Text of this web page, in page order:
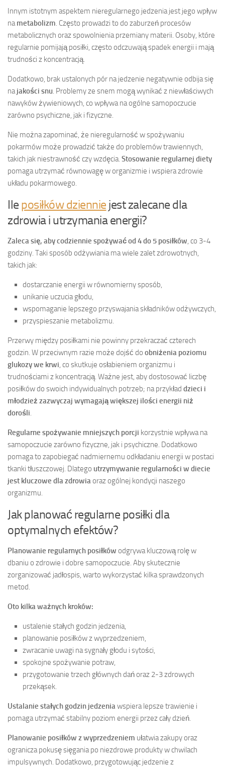
Innym istotnym aspektem nieregularnego jedzenia jest jego wpływ
na metabolizm . Często prowadzi to do zaburzeń procesów
metabolicznych oraz spowolnienia przemiany materii. Osoby, które
regularnie pomijają posiłki, często odczuwają spadek energii i mają
trudności z koncentracją.
Dodatkowo, brak ustalonych pór na jedzenie negatywnie odbija się
na jakości snu . Problemy ze snem mogą wynikać z niewłaściwych
nawyków żywieniowych, co wpływa na ogólne samopoczucie
zarówno psychiczne, jak i fizyczne.
Nie można zapominać, że nieregularność w spożywaniu
pokarmów może prowadzić także do problemów trawiennych,
takich jak niestrawność czy wzdęcia. Stosowanie regularnej diety
pomaga utrzymać równowagę w organizmie i wspiera zdrowie
układu pokarmowego.
Ile posiłków dziennie jest zalecane dla
zdrowia i utrzymania energii?
Zaleca się, aby codziennie spożywać od 4 do 5 posiłków , co 3-4
godziny. Taki sposób odżywiania ma wiele zalet zdrowotnych,
takich jak:
dostarczanie energii w równomierny sposób,
unikanie uczucia głodu,
wspomaganie lepszego przyswajania składników odżywczych,
przyspieszanie metabolizmu.
Przerwy między posiłkami nie powinny przekraczać czterech
godzin. W przeciwnym razie może dojść do obniżenia poziomu
glukozy we krwi , co skutkuje osłabieniem organizmu i
trudnościami z koncentracją. Ważne jest, aby dostosować liczbę
posiłków do swoich indywidualnych potrzeb; na przykład dzieci i
młodzież zazwyczaj wymagają większej ilości energii niż
dorośli
Regularne spożywanie mniejszych porcji korzystnie wpływa na
samopoczucie zarówno fizyczne, jak i psychiczne. Dodatkowo
pomaga to zapobiegać nadmiernemu odkładaniu energii w postaci
tkanki tłuszczowej. Dlatego utrzymywanie regularności w diecie
jest kluczowe dla zdrowia oraz ogólnej kondycji naszego
organizmu.
Jak planować regularne posiłki dla
optymalnych efektów?
Planowanie regularnych posiłków odgrywa kluczową rolę w
dbaniu o zdrowie i dobre samopoczucie. Aby skutecznie
zorganizować jadłospis, warto wykorzystać kilka sprawdzonych
metod.
Oto kilka ważnych kroków:
ustalenie stałych godzin jedzenia,
planowanie posiłków z wyprzedzeniem,
zwracanie uwagi na sygnały głodu i sytości,
spokojne spożywanie potraw,
przygotowanie trzech głównych dań oraz 2-3 zdrowych
przekąsek.
Ustalanie stałych godzin jedzenia wspiera lepsze trawienie i
pomaga utrzymać stabilny poziom energii przez cały dzień.
Planowanie posiłków z wyprzedzeniem ułatwia zakupy oraz
ogranicza pokusę sięgania po niezdrowe produkty w chwilach
impulsywnych. Dodatkowo, przygotowując jedzenie z